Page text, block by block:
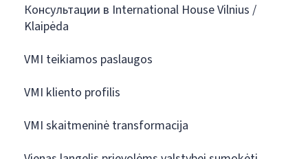
Консультации в International House Vilnius /
Klaipėda
VMI teikiamos paslaugos
VMI kliento profilis
VMI skaitmeninė transformacija